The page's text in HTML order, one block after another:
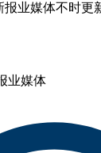
业媒体不时更
业媒体